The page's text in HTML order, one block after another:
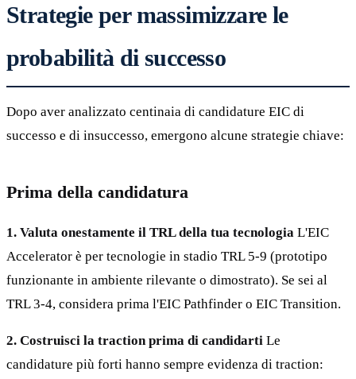
Strategie per massimizzare le
probabilità di successo
Dopo aver analizzato centinaia di candidature EIC di
successo e di insuccesso, emergono alcune strategie chiave:
Prima della candidatura
1. Valuta onestamente il TRL della tua tecnologia L'EIC
Accelerator è per tecnologie in stadio TRL 5-9 (prototipo
funzionante in ambiente rilevante o dimostrato). Se sei al
TRL 3-4, considera prima l'EIC Pathfinder o EIC Transition.
2. Costruisci la traction prima di candidarti Le
candidature più forti hanno sempre evidenza di traction: